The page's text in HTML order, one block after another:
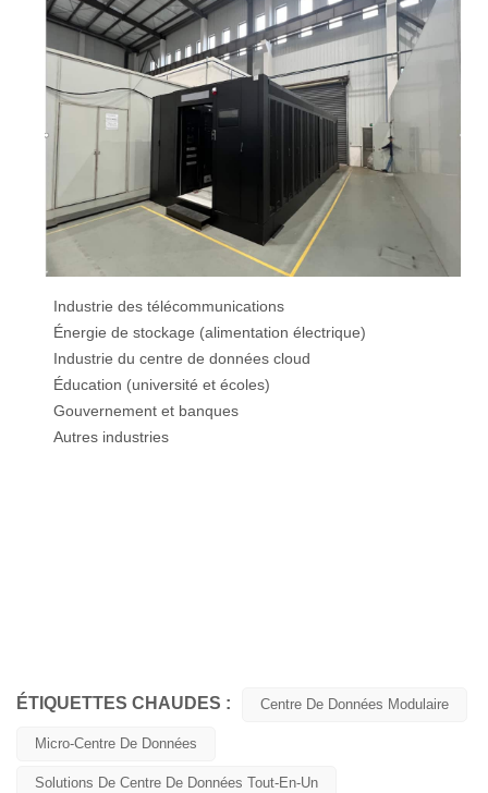
Industrie des télécommunications
Énergie de stockage (alimentation électrique)
Industrie du centre de données cloud
Éducation (université et écoles)
Gouvernement et banques
Autres industries
ÉTIQUETTES CHAUDES : Centre De Données Modulaire
Micro-Centre De Données
Solutions De Centre De Données Tout-En-Un